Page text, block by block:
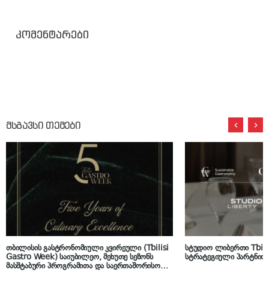
კომენტარები
მსგავსი თემები
თბილისის გასტრონომიული კვირეული (Tbilisi
Gastro Week) საიუბილეო, მეხუთე სეზონს
მასშტაბური პროგრამითა და საერთაშორისო
სტუდიო ლიბერთი
სტრატეგიული